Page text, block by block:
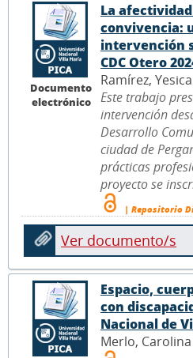
Documento
electrónico
La
convivencia:
intervención
CDC Otero
Ramírez,
Este trabajo
intervención
Desarrollo
ciudad de
prácticas
proyecto se
| Repositorio
Ver documento/s
Espacio,
con
Nacional de
Merlo, Carolina